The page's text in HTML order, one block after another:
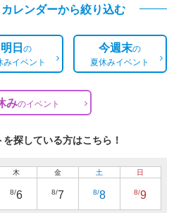
レンダーから絞り込む
明日の
みイベント
今週末の
夏休みイベント
みのイベント
探している方はこちら！
木
8/6
金
8/7
土
8/8
日
8/9